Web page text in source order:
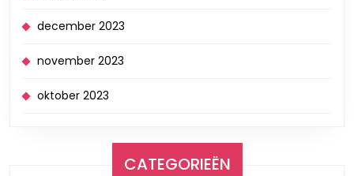
december 2023
november 2023
oktober 2023
CATEGORIEËN